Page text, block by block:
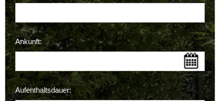
Ankunft:
Aufenthaltsdauer: